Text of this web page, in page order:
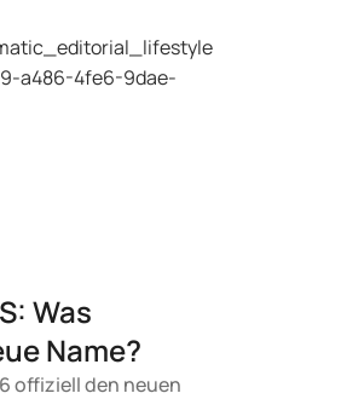
ist, entscheidet
Ihrer aktuellen
Was
Name?
offiziell den neuen